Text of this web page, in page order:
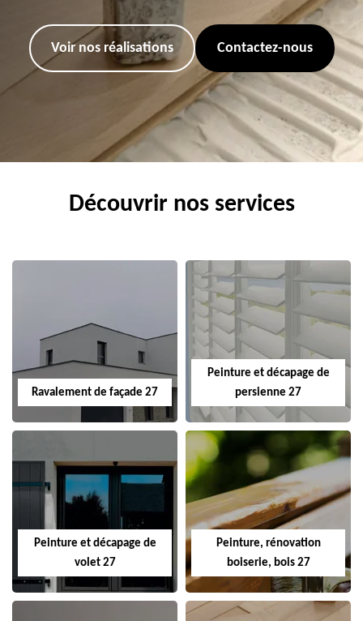
Voir nos réalisations Contactez-nous
Découvrir nos services
Ravalement de façade 27
Peinture et décapage de
persienne 27
Peinture et décapage de
volet 27
Peinture, rénovation
boiserie, bois 27